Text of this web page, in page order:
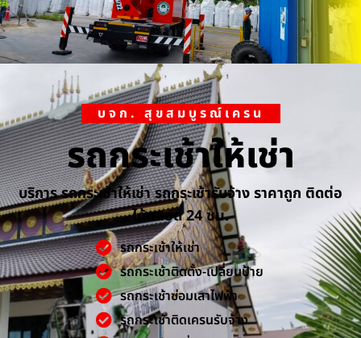
บจก. สุขสมบูรณ์เครน
รถกระเช้าให้เช่า
บริการ รถกระเช้าให้เช่า รถกระเช้ารับจ้าง ราคาถูก ติดต่อ
ได้ตลอด 24 ชม.
รถกระเช้าให้เช่า
รถกระเช้าติดตั้ง-เปลี่ยนป้าย
รถกระเช้าซ่อมเสาไฟฟ้า
รถกระเช้าติดเครนรับจ้าง